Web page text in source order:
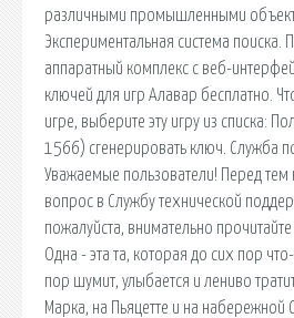
различными промышленными
Экспериментальная система
аппаратный комплекс с веб-
ключей для игр Алавар бесплатно.
игре, выберите эту игру из списка:
1566) сгенерировать ключ. Служба
Уважаемые пользователи! Перед тем
вопрос в Службу технической
пожалуйста, внимательно прочитайте
Одна - эта та, которая до сих пор
пор шумит, улыбается и лениво
Марка, на Пьяцетте и на набережной